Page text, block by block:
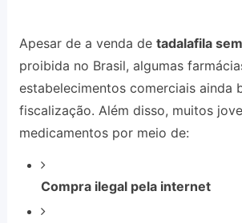
Apesar de a venda de tadalafila
proibida no Brasil, algumas
estabelecimentos comerciais ainda
fiscalização. Além disso, muitos
medicamentos por meio de:
Compra ilegal pela internet